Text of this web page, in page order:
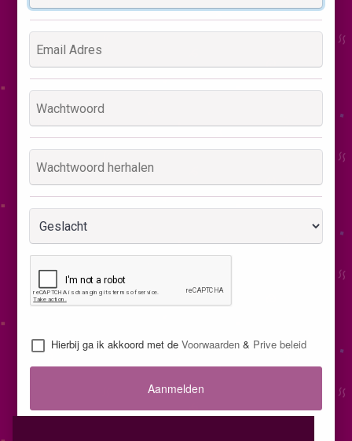
Hierbij ga ik akkoord met deVoorwaarden & Prive beleid
Aanmelden